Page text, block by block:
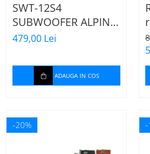
SWT-12S4
SUBWOOFER ALPINE
TUB DE 30CM (12"),
479,00 Lei
ADAUGA IN COS
-20% -